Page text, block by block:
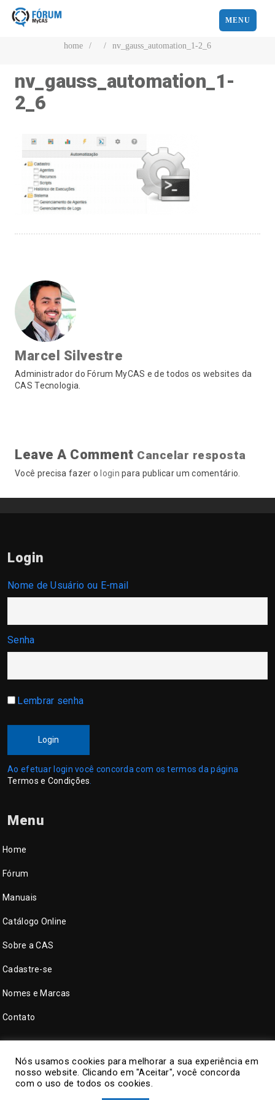
MENU
home / / nv_gauss_automation_1-2_6
nv_gauss_automation_1-
2_6
Marcel Silvestre
Administrador do Fórum MyCAS e de todos os websites da
CAS Tecnologia.
Leave A Comment Cancelar resposta
Você precisa fazer o login para publicar um comentário.
Login
Nome de Usuário ou E-mail
Senha
Lembrar senha
Login
Ao efetuar login você concorda com os termos da página
Termos e Condições
Menu
Home
Fórum
Manuais
Catálogo Online
Sobre a CAS
Cadastre-se
Nomes e Marcas
Contato
Nós usamos cookies para melhorar a sua experiência em
nosso website. Clicando em "Aceitar", você concorda
com o uso de todos os cookies.